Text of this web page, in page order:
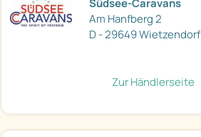
Südsee-Caravans
Am Hanfberg 2
D - 29649 Wietzendorf
Zur Händlerseite